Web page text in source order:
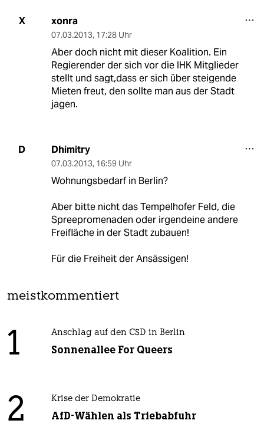
X xonra
07.03.2013, 17:28 Uhr
Aber doch nicht mit dieser Koalition. Ein
Regierender der sich vor die IHK Mitglieder
stellt und sagt,dass er sich über steigende
Mieten freut, den sollte man aus der Stadt
jagen.
D Dhimitry
07.03.2013, 16:59 Uhr
Wohnungsbedarf in Berlin?
Aber bitte nicht das Tempelhofer Feld, die
Spreepromenaden oder irgendeine andere
Freifläche in der Stadt zubauen!
Für die Freiheit der Ansässigen!
meistkommentiert
1 Anschlag auf den CSD in Berlin
Sonnenallee For Queers
2 Krise der Demokratie
AfD-Wählen als Triebabfuhr